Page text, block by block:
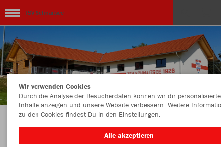
TSV Schnaitsee
Herzlich Willkommen im Teamshop TSV
Schnaitsee
Wir verwenden Cookies
Durch die Analyse der Besucherdaten können wir dir personalisierte
Inhalte anzeigen und unsere Website verbessern. Weitere
zu den Cookies findest Du in den Einstellungen.
Alle akzeptieren